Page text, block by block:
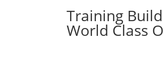
Training
World Class